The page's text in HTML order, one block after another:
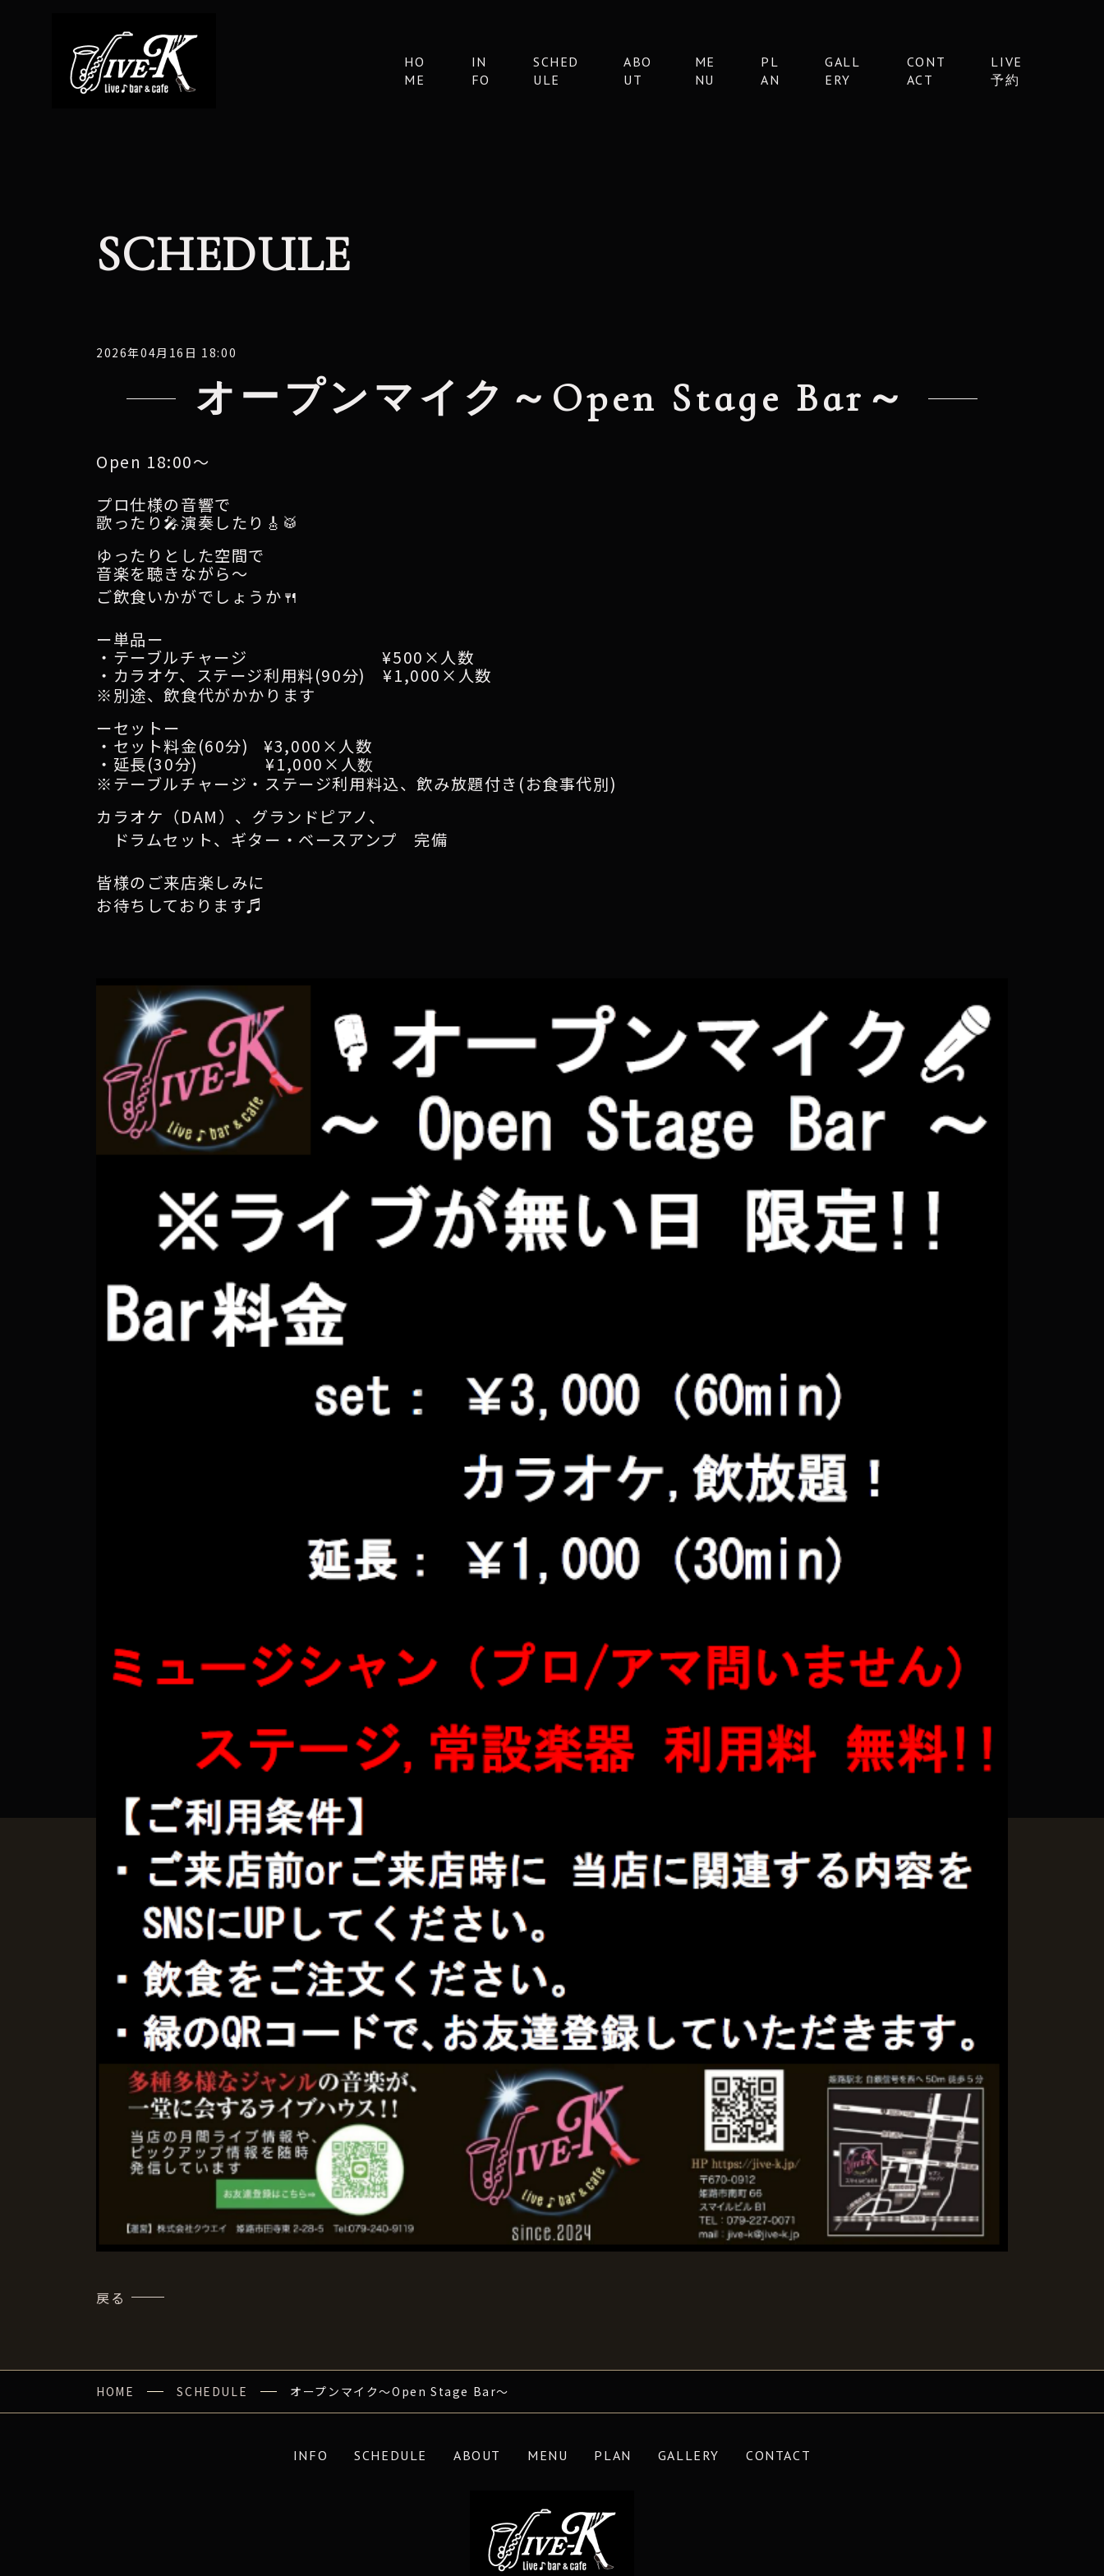
HO
ME
IN
FO
SCHED
ULE
ABO
UT
ME
NU
PL
AN
GALL
ERY
CONT
ACT
LIVE
予約
SCHEDULE
2026年04月16日 18:00
オープンマイク～Open Stage Bar～
Open 18:00～
プロ仕様の音響で
歌ったり🎤演奏したり🎸🥁
ゆったりとした空間で
音楽を聴きながら～
ご飲食いかがでしょうか🍴
ー単品ー
・テーブルチャージ ¥500×人数
・ カラオケ、ステージ利用料(90分) ¥1,000× 人数
※別途、飲食代がかかります
ーセットー
・セット料金(60分) ¥3,000×人数
・ 延長(30分) ¥1,000× 人数
※テーブルチャージ・ステージ利用料込、飲み放題付き(お食事代別)
カラオケ（DAM）、 グランドピアノ、
ドラムセット、 ギター・ベースアンプ 完備
皆様のご来店楽しみに
お待ちしております♬
戻る
HOME SCHEDULE オープンマイク～Open Stage Bar～
INFO SCHEDULE ABOUT MENU PLAN GALLERY CONTACT